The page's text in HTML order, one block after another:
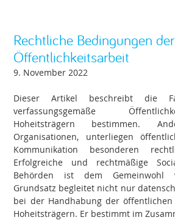
Rechtliche Bedingungen
Öffentlichkeitsarbeit
9. November 2022
Dieser Artikel beschreibt die
verfassungsgemäße
Hoheitsträgern bestimmen.
Organisationen, unterliegen
Kommunikation besonderen
Erfolgreiche und rechtmäßige
Behörden ist dem Gemeinwohl
Grundsatz begleitet nicht nur
bei der Handhabung der
Hoheitsträgern. Er bestimmt im